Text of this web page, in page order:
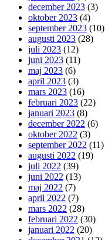
december 2023 (3)
oktober 2023 (4)
september 2023 (10)
augusti 2023 (28)
juli 2023 (12)
juni 2023 (11)
maj 2023 (6)
april 2023 (3)
mars 2023 (16)
februari 2023 (22)
januari 2023 (8)
december 2022 (6)
oktober 2022 (3)
september 2022 (11)
augusti 2022 (19)
juli 2022 (39)
juni 2022 (13)
maj 2022 (7)
april 2022 (7)
mars 2022 (28)
februari 2022 (30)
januari 2022 (20)